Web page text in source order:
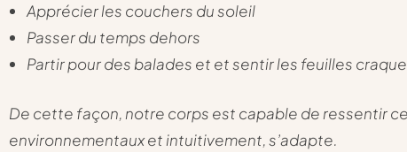
Apprécier les couchers du soleil
Passer du temps dehors
Partir pour des balades et et sentir les feuilles
De cette façon, notre corps est capable de ressentir
environnementaux et intuitivement, s’adapte.